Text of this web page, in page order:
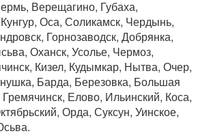
Верещагино, Губаха,
Оса, Соликамск, Чердынь,
Горнозаводск, Добрянка,
Оханск, Усолье, Чермоз,
Кизел, Кудымкар, Нытва, Очер,
Барда, Березовка, Большая
Елово, Ильинский, Коса,
Орда, Суксун, Уинское,